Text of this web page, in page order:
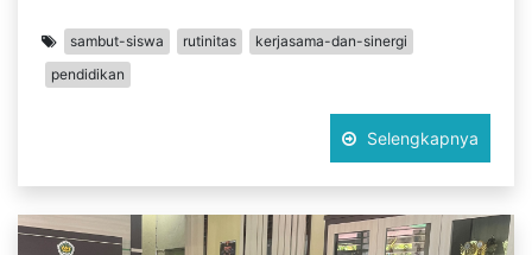
sambut-siswa rutinitas
kerjasama-dan-sinergi
pendidikan
Selengkapnya